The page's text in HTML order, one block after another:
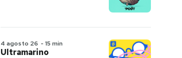
4 agosto 26 - 15 min
Ultramarino